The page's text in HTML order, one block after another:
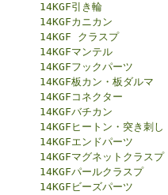
14KGF引き輪
14KGFカニカン
14KGF クラスプ
14KGFマンテル
14KGFフックパーツ
14KGF板カン・板ダルマ
14KGFコネクター
14KGFバチカン
14KGFヒートン・突き刺し
14KGFエンドパーツ
14KGFマグネットクラスプ
14KGFパールクラスプ
14KGFビーズパーツ